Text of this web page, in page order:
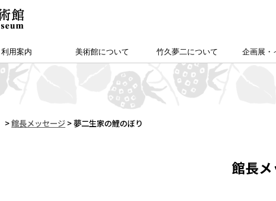
利用案内
土美術館 本館
記念館・少年山荘
ス・特別プラン
ェ＆ショップ
法・団体申込
サイトマップ
美術館について
館長挨拶
所蔵作品
友の会「ゆめびぃ」
お知らせ
（公財）両備文化振興財団
范曽美術館について
竹久夢二について
竹久夢二の足跡
竹久夢二学会について
企画展・
>館長メッセージ >夢二生家の鯉のぼり
館長